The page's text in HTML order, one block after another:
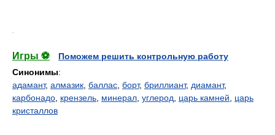
Игры ⚽
Поможем решить контрольную работу
Синонимы:
адамант, алмазик баллас борт, бриллиант, диамант,
карбонадо крензель минерал углерод царь камней
царь
кристаллов